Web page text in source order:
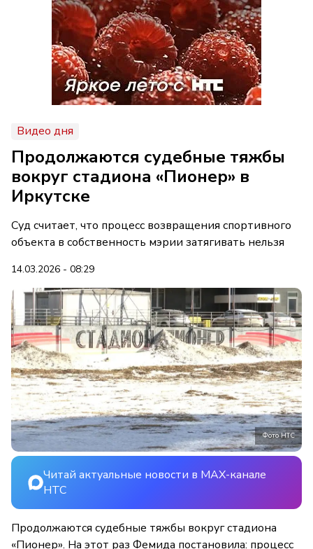
Видео дня
Продолжаются судебные тяжбы
вокруг стадиона «Пионер» в
Иркутске
Суд считает, что процесс возвращения спортивного
объекта в собственность мэрии затягивать нельзя
14.03.2026 - 08:29
Фото НТС
Читай актуальные новости в MAX-канале
НТС
Продолжаются судебные тяжбы вокруг стадиона
«Пионер». На этот раз Фемида постановила: процесс